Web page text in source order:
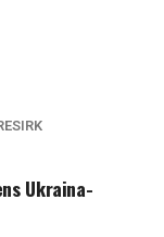
Ukraina-